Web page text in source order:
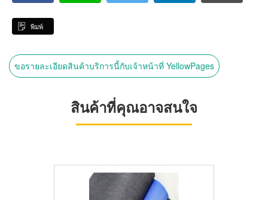
พิมพ์
ขอรายละเอียดสินค้าบริการนี้กับเจ้าหน้าที่ YellowPages
สินค้าที่คุณอาจสนใจ